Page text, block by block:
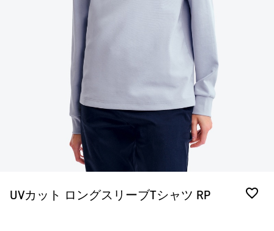
UVカット ロングスリーブTシャツ RP